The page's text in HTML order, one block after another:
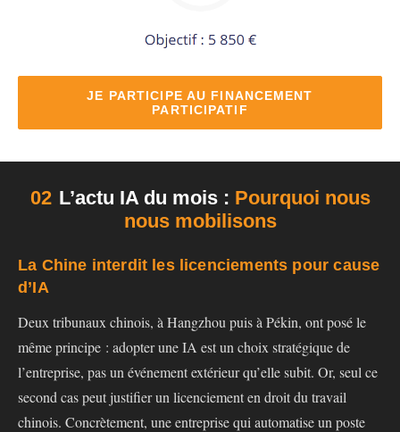
JE PARTICIPE AU FINANCEMENT
PARTICIPATIF
02 L’actu IA du mois : Pourquoi nous
nous mobilisons
La Chine interdit les licenciements pour cause
d’IA
Deux tribunaux chinois, à Hangzhou puis à Pékin, ont posé le
même principe : adopter une IA est un choix stratégique de
l’entreprise, pas un événement extérieur qu’elle subit. Or, seul ce
second cas peut justifier un licenciement en droit du travail
chinois. Concrètement, une entreprise qui automatise un poste